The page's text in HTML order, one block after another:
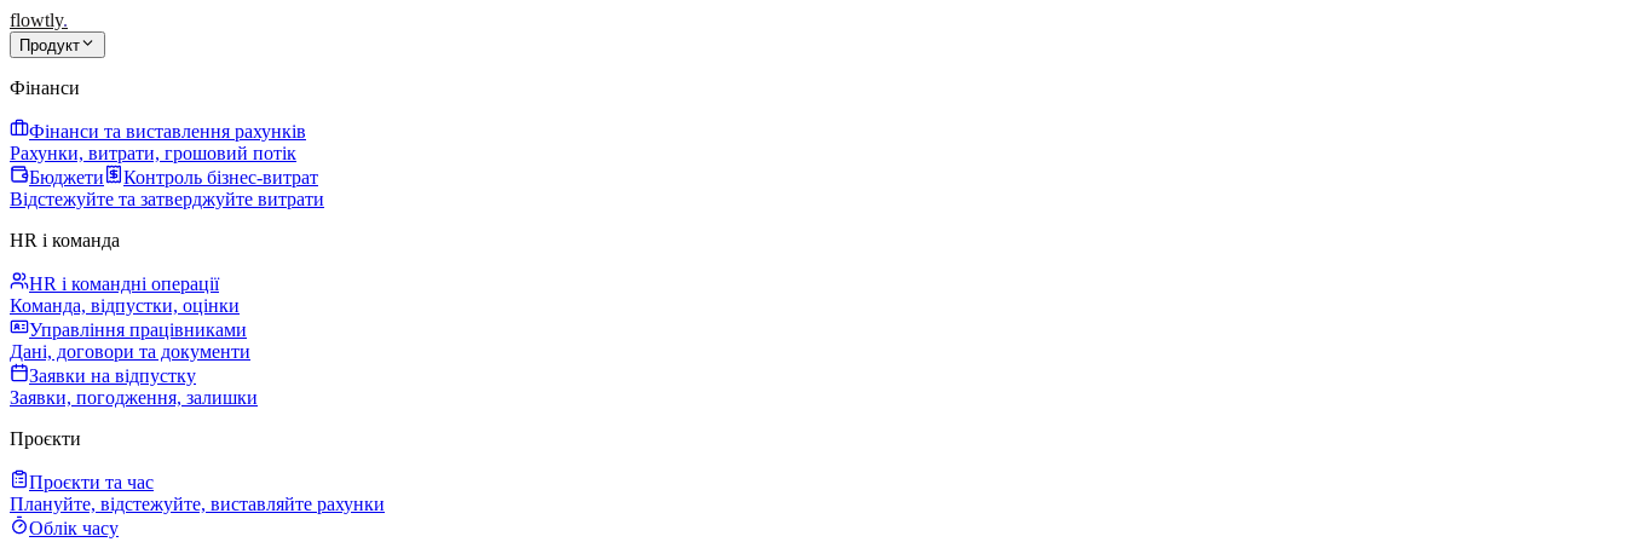
flowtly.
Продукт
Фінанси
Фінанси та виставлення рахунків
Рахунки, витрати, грошовий потік
Бюджети
Контроль бізнес-витрат
Відстежуйте та затверджуйте витрати
HR і команда
HR і командні операції
Команда, відпустки, оцінки
Управління працівниками
Дані, договори та документи
Заявки на відпустку
Заявки, погодження, залишки
Проєкти
Проєкти та час
Плануйте, відстежуйте, виставляйте рахунки
Облік часу